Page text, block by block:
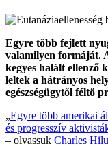
Egyre több fejlett
valamilyen formáját.
kegyes halált ellenző
leltek a hátrányos
egészségügytől féltő
„Egyre több amerikai
és progresszív
– olvassuk Charles Hilu